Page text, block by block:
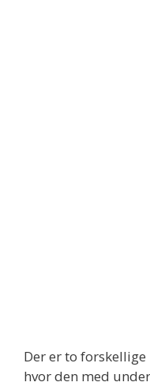
Der er to
hvor den med